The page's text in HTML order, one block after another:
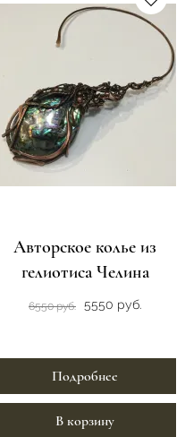
Авторское колье из
гелиотиса Челина
6550 руб. 5550 руб.
Подробнее
В корзину